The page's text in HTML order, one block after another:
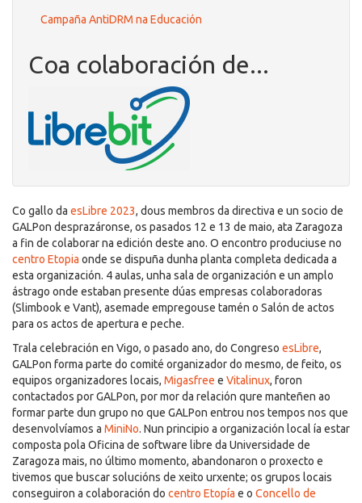
Campaña AntiDRM na Educación
Coa colaboración de...
Co gallo da esLibre 2023, dous membros da directiva e un socio de
GALPon desprazáronse, os pasados 12 e 13 de maio, ata Zaragoza
a fin de colaborar na edición deste ano. O encontro produciuse no
centro Etopia onde se dispuña dunha planta completa dedicada a
esta organización. 4 aulas, unha sala de organización e un amplo
ástrago onde estaban presente dúas empresas colaboradoras
(Slimbook e Vant), asemade empregouse tamén o Salón de actos
para os actos de apertura e peche.
Trala celebración en Vigo, o pasado ano, do Congreso esLibre,
GALPon forma parte do comité organizador do mesmo, de feito, os
equipos organizadores locais, Migasfree e Vitalinux, foron
contactados por GALPon, por mor da relación qure manteñen ao
formar parte dun grupo no que GALPon entrou nos tempos nos que
desenvolvíamos a MiniNo. Nun principio a organización local ía estar
composta pola Oficina de software libre da Universidade de
Zaragoza mais, no último momento, abandonaron o proxecto e
tivemos que buscar solucións de xeito urxente; os grupos locais
conseguiron a colaboración do centro Etopía e o Concello de